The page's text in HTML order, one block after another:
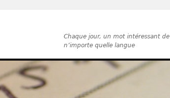
Chaque jour, un mot intéressant de
n’importe quelle langue